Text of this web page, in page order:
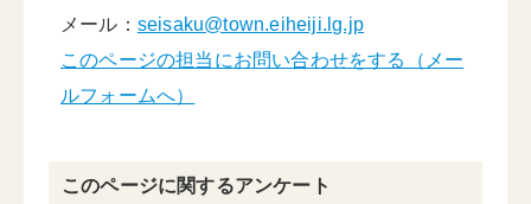
メール： seisaku@town.eiheiji.lg.jp
このページの担当にお問い合わせをする（メー
ルフォームへ）
このページに関するアンケート